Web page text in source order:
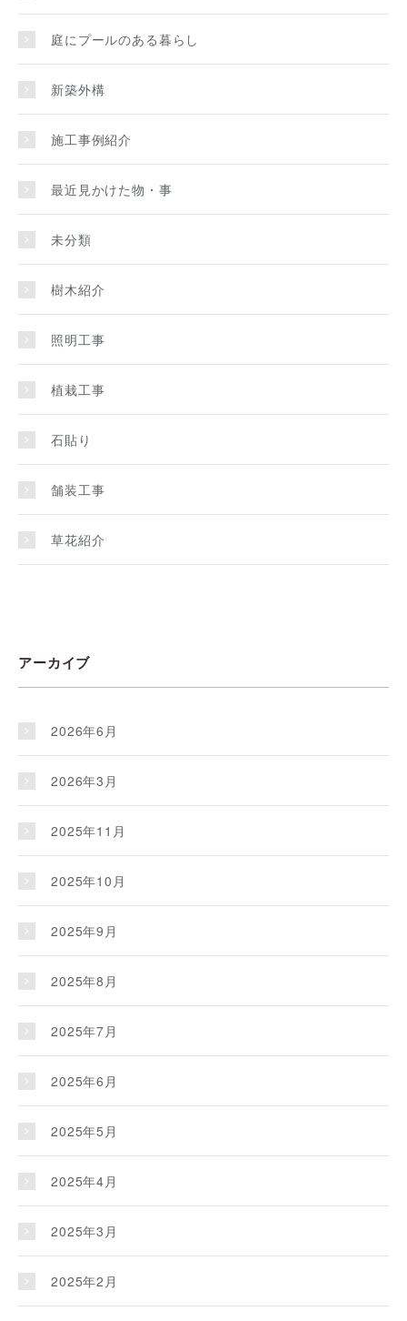
庭にプールのある暮らし
新築外構
施工事例紹介
最近見かけた物・事
未分類
樹木紹介
照明工事
植栽工事
石貼り
舗装工事
草花紹介
アーカイブ
2026年6月
2026年3月
2025年11月
2025年10月
2025年9月
2025年8月
2025年7月
2025年6月
2025年5月
2025年4月
2025年3月
2025年2月